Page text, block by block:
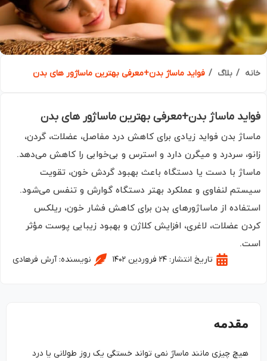
بلاگ فواید ماساژ بدن+معرفی بهترین ماساژور های بدن
ماساژ بدن+معرفی بهترین ماساژور های بدن
بدن فواید زیادی برای کاهش درد مفاصل، عضلات، گردن،
سردرد و میگرن دارد و استرس و بی‌خوابی را کاهش می‌دهد.
با دست یا دستگاه باعث بهبود گردش خون، تقویت
لنفاوی و عملکرد بهتر دستگاه گوارش و تنفس می‌شود.
از ماساژورهای بدن برای کاهش فشار خون، ریلکس
عضلات، لاغری، افزایش کلاژن و بهبود زیبایی پوست مؤثر
تاریخ انتشار: ۲۴ فروردین ۱۴۰۲ نویسنده:آرش فرهادی
مقدمه
هیچ چیزی مانند ماساژ نمی تواند خستگی یک روز طولانی یا درد